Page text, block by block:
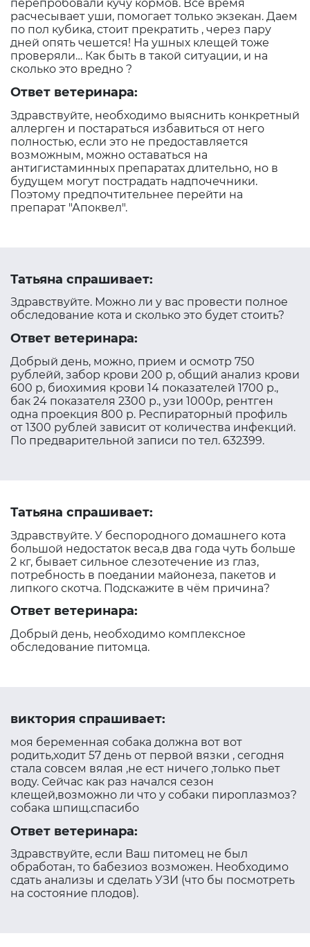
перепробовали кучу кормов. Все время
расчесывает уши, помогает только экзекан. Даем
по пол кубика, стоит прекратить , через пару
дней опять чешется! На ушных клещей тоже
проверяли… Как быть в такой ситуации, и на
сколько это вредно ?
Ответ ветеринара:
Здравствуйте, необходимо выяснить конкретный
аллерген и постараться избавиться от него
полностью, если это не предоставляется
возможным, можно оставаться на
антигистаминных препаратах длительно, но в
будущем могут пострадать надпочечники.
Поэтому предпочтительнее перейти на
препарат "Апоквел".
Татьяна спрашивает:
Здравствуйте. Можно ли у вас провести полное
обследование кота и сколько это будет стоить?
Ответ ветеринара:
Добрый день, можно, прием и осмотр 750
рублейй, забор крови 200 р, общий анализ крови
600 р, биохимия крови 14 показателей 1700 р.,
бак 24 показателя 2300 р., узи 1000р, рентген
одна проекция 800 р. Респираторный профиль
от 1300 рублей зависит от количества инфекций.
По предварительной записи по тел. 632399.
Татьяна спрашивает:
Здравствуйте. У беспородного домашнего кота
большой недостаток веса,в два года чуть больше
2 кг, бывает сильное слезотечение из глаз,
потребность в поедании майонеза, пакетов и
липкого скотча. Подскажите в чём причина?
Ответ ветеринара:
Добрый день, необходимо комплексное
обследование питомца.
виктория спрашивает:
моя беременная собака должна вот вот
родить,ходит 57 день от первой вязки , сегодня
стала совсем вялая ,не ест ничего ,только пьет
воду. Сейчас как раз начался сезон
клещей,возможно ли что у собаки пироплазмоз?
собака шпищ.спасибо
Ответ ветеринара:
Здравствуйте, если Ваш питомец не был
обработан, то бабезиоз возможен. Необходимо
сдать анализы и сделать УЗИ (что бы посмотреть
на состояние плодов).